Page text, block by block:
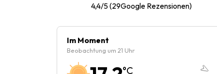
Freitag :10:00
Samstag :
4,4/5(29Google Rezensionen)
Im Moment
Beobachtung um 21 Uhr
°C